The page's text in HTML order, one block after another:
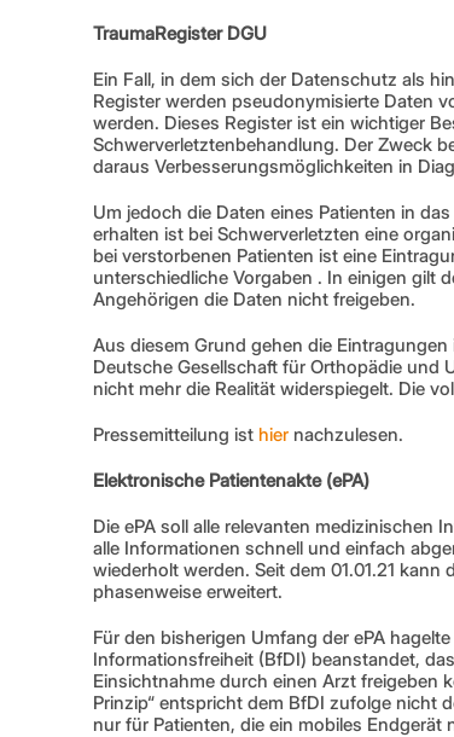
TraumaRegister DGU
Ein Fall, in dem sich der Datenschutz als
Register werden pseudonymisierte Daten
werden. Dieses Register ist ein wichtiger
Schwerverletztenbehandlung. Der Zweck
daraus Verbesserungsmöglichkeiten in
Um jedoch die Daten eines Patienten in
erhalten ist bei Schwerverletzten eine
bei verstorbenen Patienten ist eine
unterschiedliche Vorgaben . In einigen gilt
Angehörigen die Daten nicht freigeben.
Aus diesem Grund gehen die Eintragungen
Deutsche Gesellschaft für Orthopädie und
nicht mehr die Realität widerspiegelt. Die
Pressemitteilung ist hier nachzulesen.
Elektronische Patientenakte (ePA)
Die ePA soll alle relevanten
alle Informationen schnell und einfach
wiederholt werden. Seit dem 01.01.21 kann
phasenweise erweitert.
Für den bisherigen Umfang der ePA hagelte
Informationsfreiheit (BfDI) beanstandet,
Einsichtnahme durch einen Arzt freigeben
Prinzip“ entspricht dem BfDI zufolge nicht
nur für Patienten, die ein mobiles Endgerät